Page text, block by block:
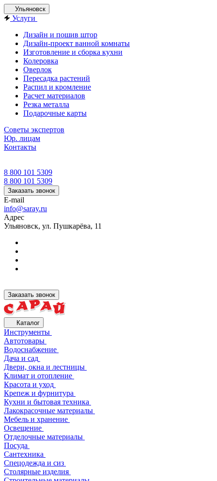
Ульяновск
Услуги
Дизайн и пошив штор
Дизайн-проект ванной комнаты
Изготовление и сборка кухни
Колеровка
Оверлок
Пересадка растений
Распил и кромление
Расчет материалов
Резка металла
Подарочные карты
Советы экспертов
Юр. лицам
Контакты
8 800 101 5309
8 800 101 5309
Заказать звонок
E-mail
info@saray.ru
Адрес
Ульяновск, ул. Пушкарёва, 11
Заказать звонок
Каталог
Инструменты
Автотовары
Водоснабжение
Дача и сад
Двери, окна и лестницы
Климат и отопление
Красота и уход
Крепеж и фурнитура
Кухни и бытовая техника
Лакокрасочные материалы
Мебель и хранение
Освещение
Отделочные материалы
Посуда
Сантехника
Спецодежда и сиз
Столярные изделия